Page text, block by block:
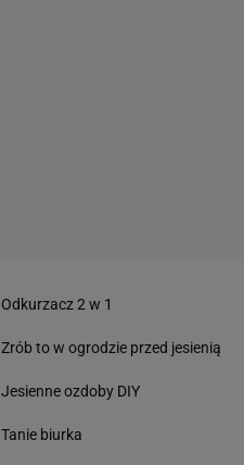
Odkurzacz 2 w 1
Zrób to w ogrodzie przed jesienią
Jesienne ozdoby DIY
Tanie biurka